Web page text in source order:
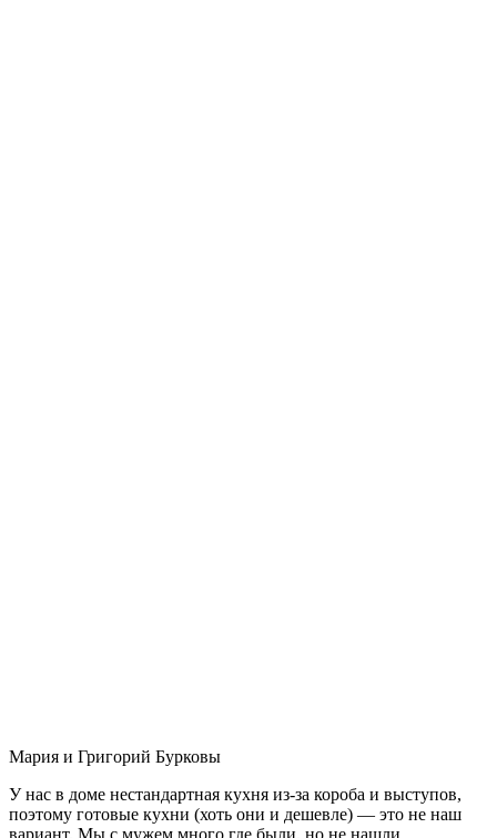
Мария и Григорий Бурковы
У нас в доме нестандартная кухня из-за короба и выступов,
поэтому готовые кухни (хоть они и дешевле) — это не наш
вариант. Мы с мужем много где были, но не нашли